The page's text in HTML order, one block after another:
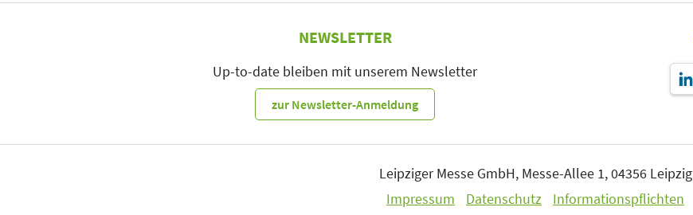
NEWSLETTER
Up-to-date bleiben mit unserem Newsletter
zur Newsletter-Anmeldung
Leipziger Messe GmbH, Messe-Allee 1, 04356 Leipzig
Impressum
Datenschutz Informationspflichten